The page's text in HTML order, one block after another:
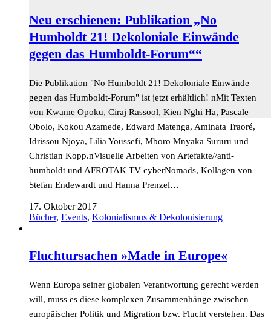
Neu erschienen: Publikation „No
Humboldt 21! Dekoloniale Einwände
gegen das Humboldt-Forum““
Die Publikation "No Humboldt 21! Dekoloniale Einwände
gegen das Humboldt-Forum" ist jetzt erhältlich! nMit Texten
von Kwame Opoku, Ciraj Rassool, Kien Nghi Ha, Pascale
Obolo, Kokou Azamede, Edward Matenga, Aminata Traoré,
Idrissou Njoya, Lilia Youssefi, Mboro Mnyaka Sururu und
Christian Kopp.nVisuelle Arbeiten von Artefakte//anti-
humboldt und AFROTAK TV cyberNomads, Kollagen von
Stefan Endewardt und Hanna Prenzel…
17. Oktober 2017
Bücher, Events, Kolonialismus & Dekolonisierung
Fluchtursachen »Made in Europe«
Wenn Europa seiner globalen Verantwortung gerecht werden
will, muss es diese komplexen Zusammenhänge zwischen
europäischer Politik und Migration bzw. Flucht verstehen. Das